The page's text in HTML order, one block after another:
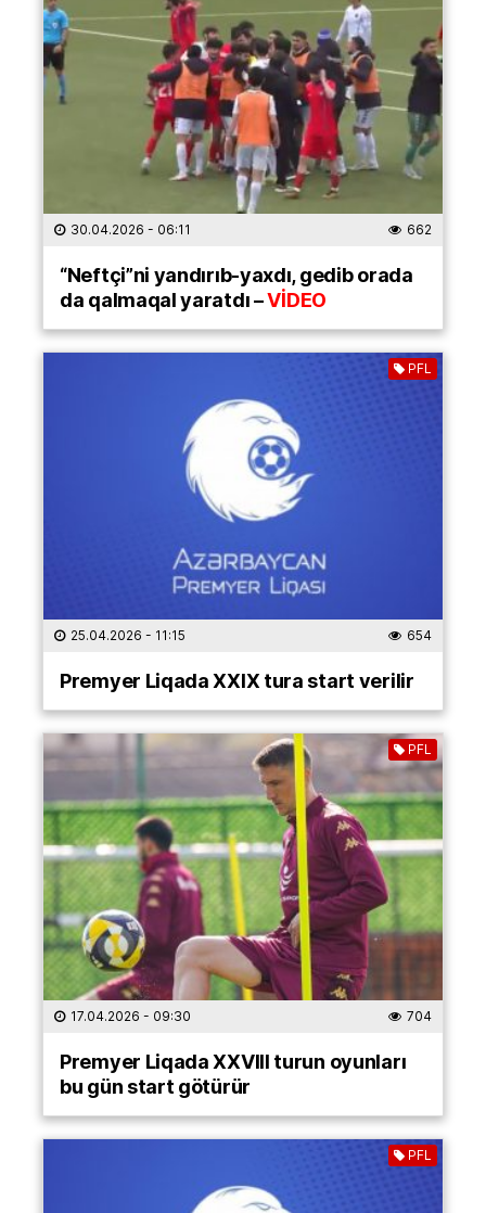
30.04.2026 - 06:11 662
“Neftçi”ni yandırıb-yaxdı, gedib orada
da qalmaqal yaratdı –VİDEO
PFL
25.04.2026 - 11:15 654
Premyer Liqada XXIX tura start verilir
PFL
17.04.2026 - 09:30 704
Premyer Liqada XXVIII turun oyunları
bu gün start götürür
PFL